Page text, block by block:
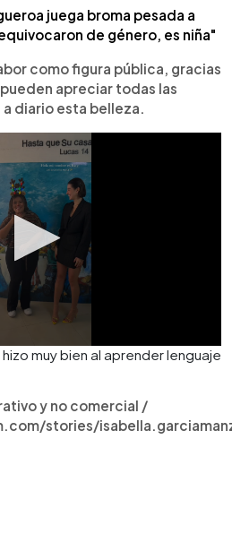
juega broma pesada a
de género, es niña"
como figura pública, gracias
apreciar todas las
diario esta belleza.
muy bien al aprender lenguaje
y no comercial /
stories/